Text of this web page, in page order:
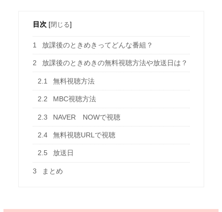
目次 [閉じる]
1 放課後のときめきってどんな番組？
2 放課後のときめきの無料視聴方法や放送日は？
2.1 無料視聴方法
2.2 MBC視聴方法
2.3 NAVER NOWで視聴
2.4 無料視聴URLで視聴
2.5 放送日
3 まとめ